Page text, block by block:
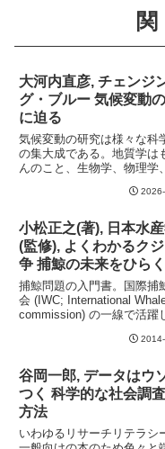
大河内直彦, チェンジ
グ・ブルー 気候変動
に迫る
気候変動の研究は様々な科
の集大成である。地質学は
んのこと、生物学、物理学
動の研究に新たな知見をも
す。観測技術の進歩により
研究が可能となることも多
たな発見により定説が覆り
いる...
小松正之(著), 日本水
(監修), よくわかるク
争 捕鯨の未来をひらく
捕鯨問題の入門書。国際捕
会 (IWC; International
commission) の一線で活躍
から各国の捕鯨の歴史まで
そひと通りの基礎が網羅さ
る。一つ難を挙げると、...
谷岡一郎, データはウ
つく 科学的な社会調
方法
いわゆるリサーチリテラシ